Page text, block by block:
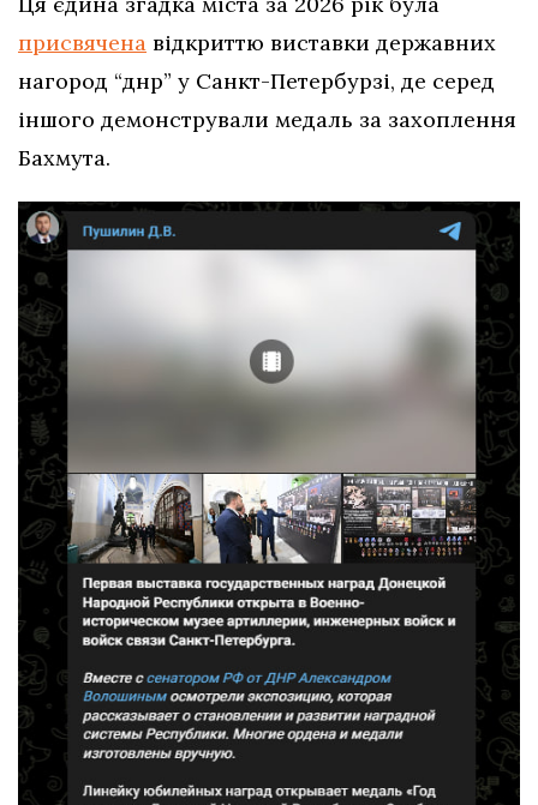
присвячена відкриттю виставки державних
нагород “днр” у Санкт-Петербурзі, де серед
іншого демонстрували медаль за захоплення
Бахмута.